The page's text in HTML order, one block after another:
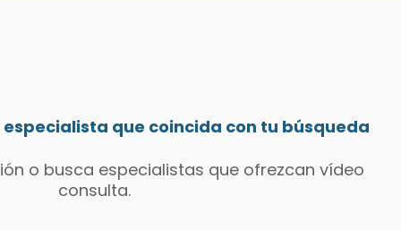
que coincida con tu búsqueda
o busca especialistas que ofrezcan vídeo
consulta.